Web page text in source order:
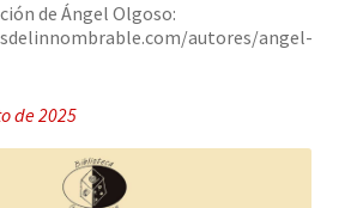
de Ángel Olgoso:
autores/angel-
de 2025